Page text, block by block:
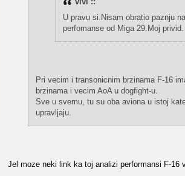
U pravu si.Nisam obratio paznju
perfomanse od Miga 29.Moj privid.
Pri vecim i transonicnim brzinama F-16
brzinama i vecim AoA u dogfight-u.
Sve u svemu, tu su oba aviona u istoj
upravljaju.
Jel moze neki link ka toj analizi performansi F-16